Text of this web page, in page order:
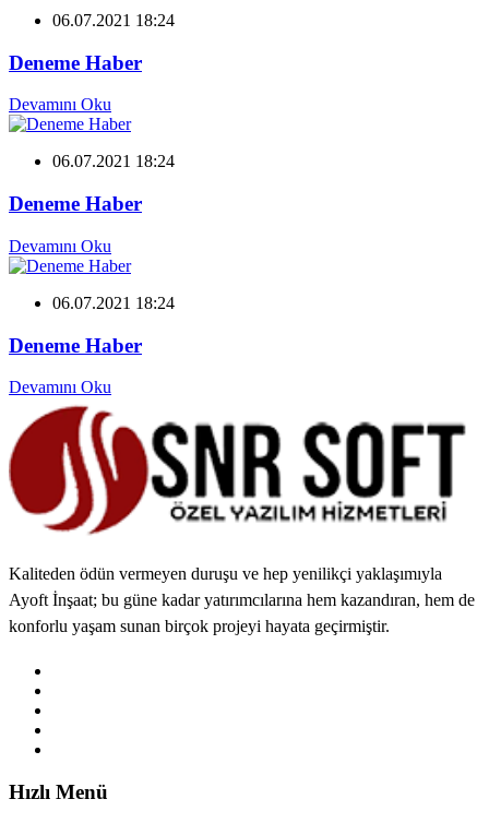
06.07.2021 18:24
Deneme Haber
Devamını Oku
06.07.2021 18:24
Deneme Haber
Devamını Oku
06.07.2021 18:24
Deneme Haber
Devamını Oku
Kaliteden ödün vermeyen duruşu ve hep yenilikçi yaklaşımıyla
Ayoft İnşaat; bu güne kadar yatırımcılarına hem kazandıran, hem de
konforlu yaşam sunan birçok projeyi hayata geçirmiştir.
Hızlı Menü